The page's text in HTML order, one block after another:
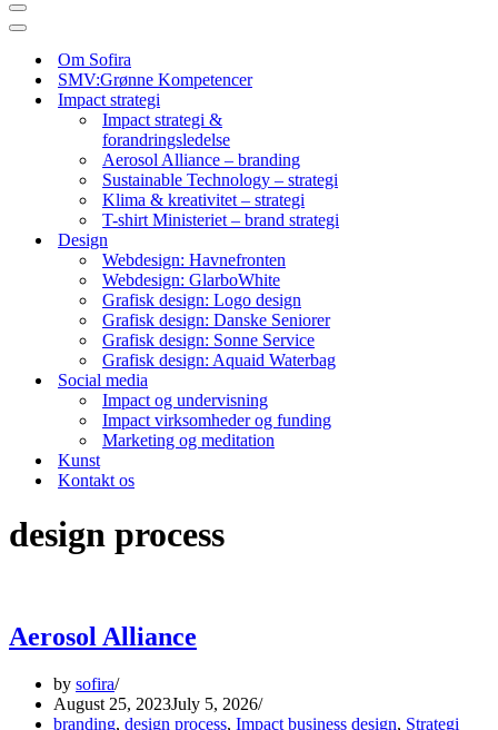
Navigation
Menu
Navigation
Om Sofira
SMV:Grønne Kompetencer
Impact strategi
Impact strategi &
forandringsledelse
Aerosol Alliance – branding
Sustainable Technology – strategi
Klima & kreativitet – strategi
T-shirt Ministeriet – brand strategi
Design
Webdesign: Havnefronten
Webdesign: GlarboWhite
Grafisk design: Logo design
Grafisk design: Danske Seniorer
Grafisk design: Sonne Service
Grafisk design: Aquaid Waterbag
Social media
Impact og undervisning
Impact virksomheder og funding
Marketing og meditation
Kunst
Kontakt os
design process
Aerosol Alliance
by sofira
August 25, 2023July 5, 2026
branding, design process, Impact business design, Strategi